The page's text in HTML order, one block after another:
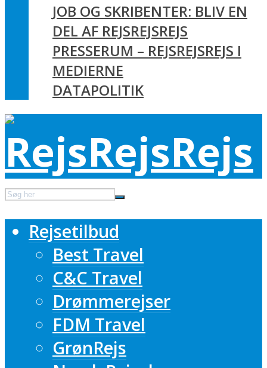
JOB OG SKRIBENTER: BLIV EN
DEL AF REJSREJSREJS
PRESSERUM – REJSREJSREJS I
MEDIERNE
DATAPOLITIK
Rejsetilbud
Best Travel
C&C Travel
Drømmerejser
FDM Travel
GrønRejs